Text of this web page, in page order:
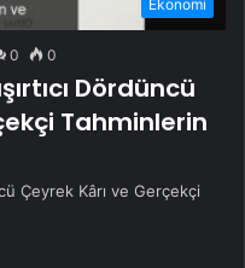
Ekonomi
0 0
Dördüncü
Tahminlerin
Çeyrek Kârı ve Gerçekçi